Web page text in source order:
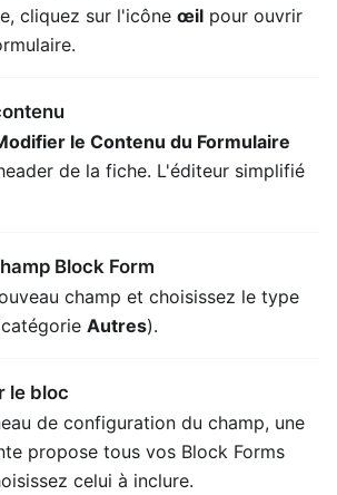
cliquez sur l'icône œil pour ouvrir
le Contenu du Formulaire
de la fiche. L'éditeur simplifié
Block Form
champ et choisissez le type
Autres).
le bloc
de configuration du champ, une
propose tous vos Block Forms
celui à inclure.